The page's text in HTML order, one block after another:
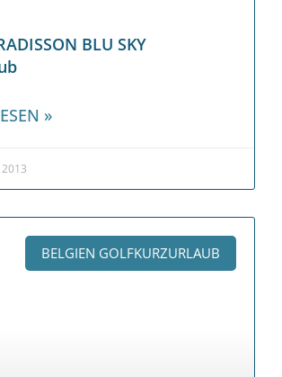
BLU SKY
»
BELGIEN GOLFKURZURLAUB